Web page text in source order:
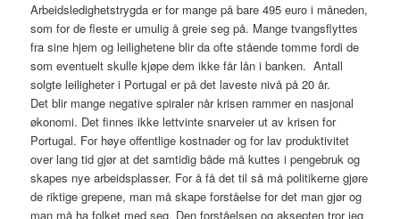
Arbeidsledighetstrygda er for mange på bare 495 euro i måneden,
som for de fleste er umulig å greie seg på. Mange tvangsflyttes
fra sine hjem og leilighetene blir da ofte stående tomme fordi de
som eventuelt skulle kjøpe dem ikke får lån i banken. Antall
solgte leiligheter i Portugal er på det laveste nivå på 20 år.
Det blir mange negative spiraler når krisen rammer en nasjonal
økonomi. Det finnes ikke lettvinte snarveier ut av krisen for
Portugal. For høye offentlige kostnader og for lav produktivitet
over lang tid gjør at det samtidig både må kuttes i pengebruk og
skapes nye arbeidsplasser. For å få det til så må politikerne gjøre
de riktige grepene, man må skape forståelse for det man gjør og
man må ha folket med seg. Den forståelsen og aksepten tror jeg